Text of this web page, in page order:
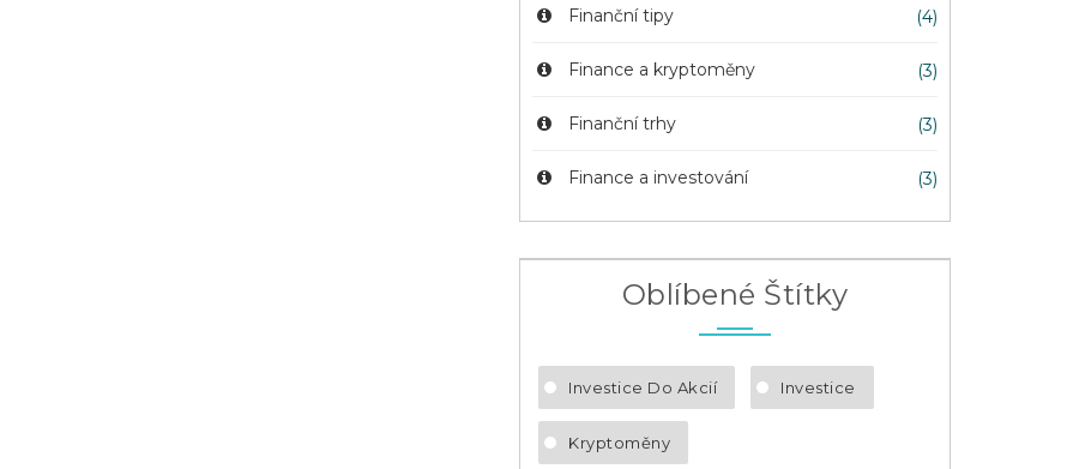
Finanční tipy (4)
Finance a kryptoměny (3)
Finanční trhy (3)
Finance a investování (3)
Oblíbené Štítky
Investice Do Akcií Investice
Kryptoměny